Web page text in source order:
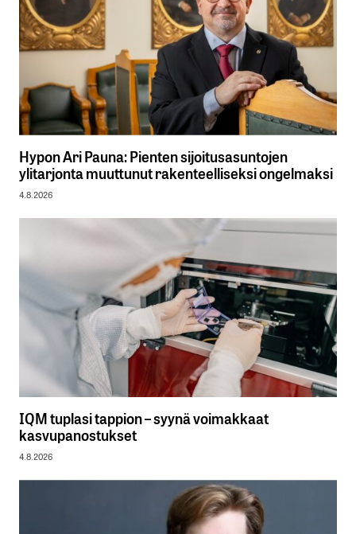
Hypon Ari Pauna: Pienten sijoitusasuntojen
ylitarjonta muuttunut rakenteelliseksi ongelmaksi
4.8.2026
IQM tuplasi tappion – syynä voimakkaat
kasvupanostukset
4.8.2026